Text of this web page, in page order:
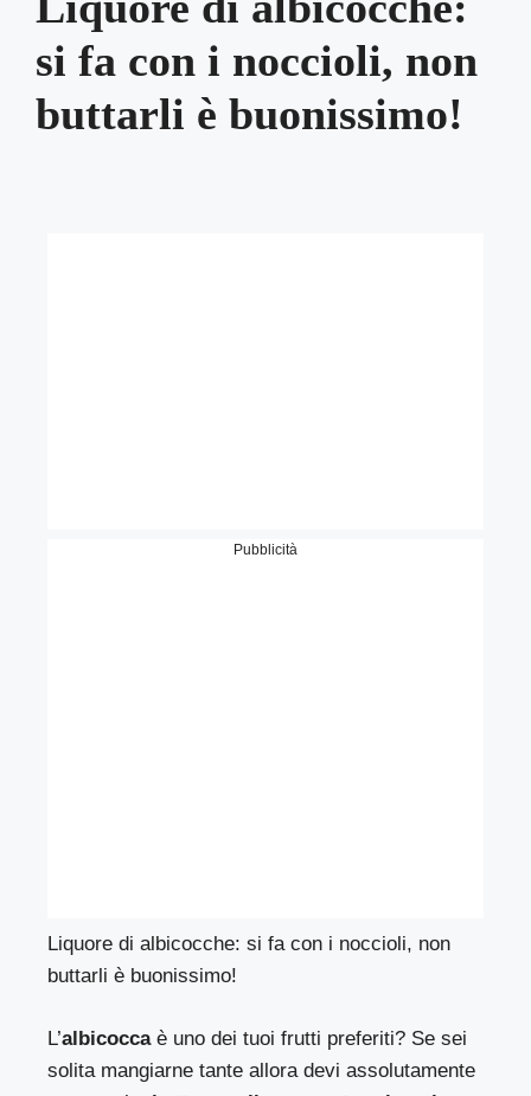
si fa con i noccioli, non
buttarli è buonissimo!
Pubblicità
Liquore di albicocche: si fa con i noccioli, non
buttarli è buonissimo!
L’albicoccaè uno dei tuoi frutti preferiti? Se sei
solita mangiarne tante allora devi assolutamente